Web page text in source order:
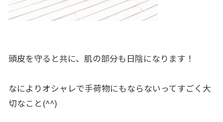
頭皮を守ると共に、肌の部分も日陰になります！
なによりオシャレで手荷物にもならないってすごく大
切なこと(^^)